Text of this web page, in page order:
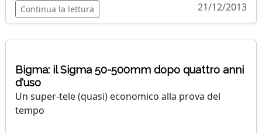
Continua la lettura 21/12/2013
Bigma: il Sigma 50-500mm dopo quattro anni
d'uso
Un super-tele (quasi) economico alla prova del
tempo